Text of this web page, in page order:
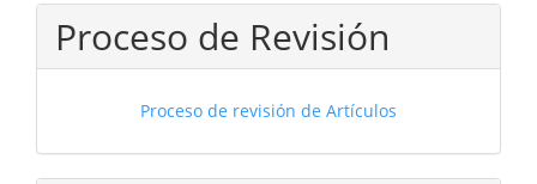
Proceso de Revisión
Proceso de revisión de Artículos